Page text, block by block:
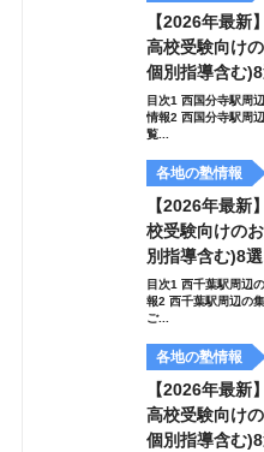
【2026年最新
高校受験向け
個別指導含む
目次1 西国分寺駅周
情報2 西国分寺駅周
覧...
各地の塾情報
【2026年最新
校受験向けの
別指導含む)8選
目次1 西千葉駅周辺
報2 西千葉駅周辺の
ご...
各地の塾情報
【2026年最新
高校受験向け
個別指導含む